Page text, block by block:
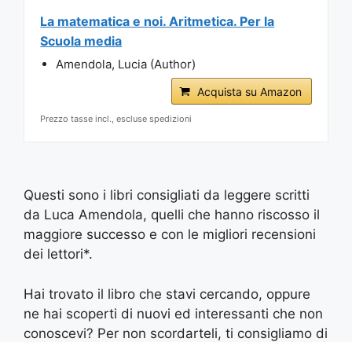
La matematica e noi. Aritmetica. Per la
Scuola media
Amendola, Lucia (Author)
Acquista su Amazon
Prezzo tasse incl., escluse spedizioni
Questi sono i libri consigliati da leggere scritti
da Luca Amendola, quelli che hanno riscosso il
maggiore successo e con le migliori recensioni
dei lettori*.
Hai trovato il libro che stavi cercando, oppure
ne hai scoperti di nuovi ed interessanti che non
conoscevi? Per non scordarteli, ti consigliamo di